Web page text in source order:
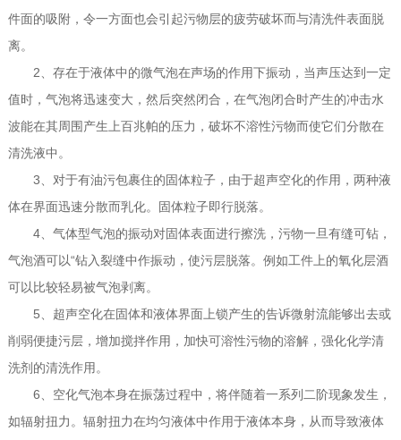
件面的吸附，令一方面也会引起污物层的疲劳破坏而与清洗件表面脱
离。
2、存在于液体中的微气泡在声场的作用下振动，当声压达到一定
值时，气泡将迅速变大，然后突然闭合，在气泡闭合时产生的冲击水
波能在其周围产生上百兆帕的压力，破坏不溶性污物而使它们分散在
清洗液中。
3、对于有油污包裹住的固体粒子，由于超声空化的作用，两种液
体在界面迅速分散而乳化。固体粒子即行脱落。
4、气体型气泡的振动对固体表面进行擦洗，污物一旦有缝可钻，
气泡酒可以“钻入裂缝中作振动，使污层脱落。例如工件上的氧化层酒
可以比较轻易被气泡剥离。
5、超声空化在固体和液体界面上锁产生的告诉微射流能够出去或
削弱便捷污层，增加搅拌作用，加快可溶性污物的溶解，强化化学清
洗剂的清洗作用。
6、空化气泡本身在振荡过程中，将伴随着一系列二阶现象发生，
如辐射扭力。辐射扭力在均匀液体中作用于液体本身，从而导致液体